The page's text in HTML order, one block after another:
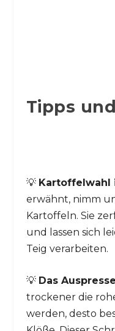
Tipps
💡 Kartoffelwahl
erwähnt, nimm
Kartoffeln. Sie
und lassen sich
Teig verarbeiten.
💡 Das
trockener die
werden, desto